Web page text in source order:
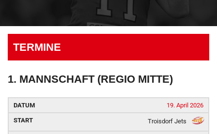
TERMINE
1. MANNSCHAFT (REGIO MITTE)
19. April 2026
Troisdorf Jets